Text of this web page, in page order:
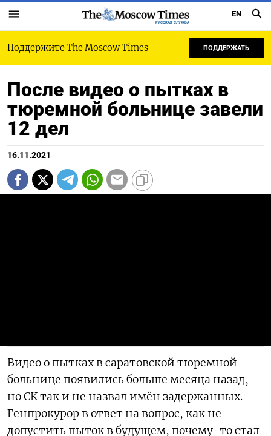
РУССКАЯ СЛУЖБА
EN
Поддержите The Moscow Times ПОДДЕРЖАТЬ
После видео о пытках в
тюремной больнице завели
12 дел
16.11.2021
Видео о пытках в саратовской тюремной
больнице появились больше месяца назад,
но СК так и не назвал имён задержанных.
Генпрокурор в ответ на вопрос, как не
допустить пыток в будущем, почему-то стал